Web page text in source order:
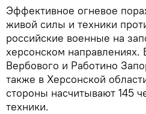
Эффективное огневое
живой силы и техники
российские военные на
херсонском направлениях.
Вербового и Работино
также в Херсонской
стороны насчитывают 145
техники.